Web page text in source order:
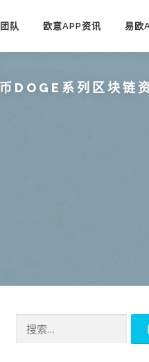
队 欧意APP资讯 易欧
DOGE系列区块链资
索：